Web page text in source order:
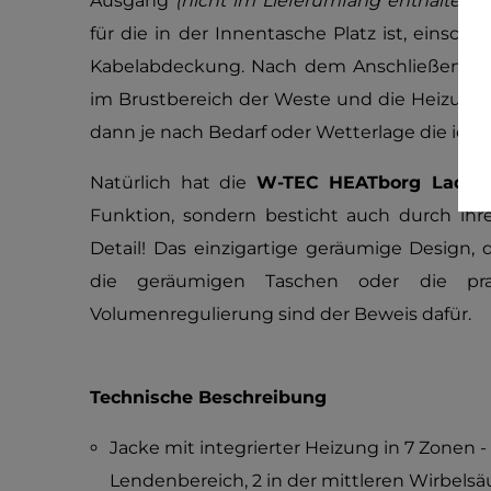
für die in der Innentasche Platz ist,
Kabelabdeckung. Nach dem Anschließen
im Brustbereich der Weste und die Heizung
dann je nach Bedarf oder Wetterlage die
Natürlich hat die W-TEC HEATborg Lady
Funktion, sondern besticht auch durch
Detail! Das einzigartige geräumige Design,
die geräumigen Taschen oder die
Volumenregulierung sind der Beweis dafür.
Technische Beschreibung
Jacke mit integrierter Heizung in 7 Zonen
Lendenbereich, 2 in der mittleren